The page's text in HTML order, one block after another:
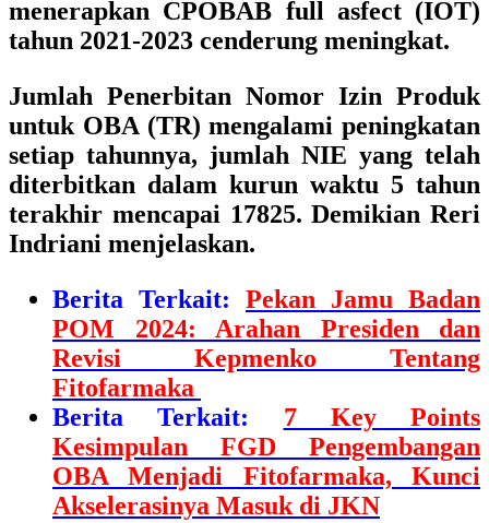
menerapkan CPOBAB full asfect (IOT)
tahun 2021-2023 cenderung meningkat.
Jumlah Penerbitan Nomor Izin Produk
untuk OBA (TR) mengalami peningkatan
setiap tahunnya, jumlah NIE yang telah
diterbitkan dalam kurun waktu 5 tahun
terakhir mencapai 17825. Demikian Reri
Indriani menjelaskan.
Berita Terkait: Pekan Jamu Badan
POM 2024: Arahan Presiden dan
Revisi Kepmenko Tentang
Fitofarmaka
Berita Terkait: 7 Key Points
Kesimpulan FGD Pengembangan
OBA Menjadi Fitofarmaka, Kunci
Akselerasinya Masuk di JKN